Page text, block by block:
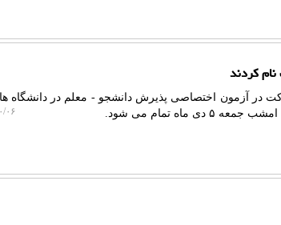
در آزمون اختصاصی پذیرش دانشجو - معلم در دانشگاه
۱۴۰۴/